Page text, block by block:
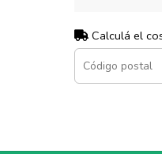
Calculá el